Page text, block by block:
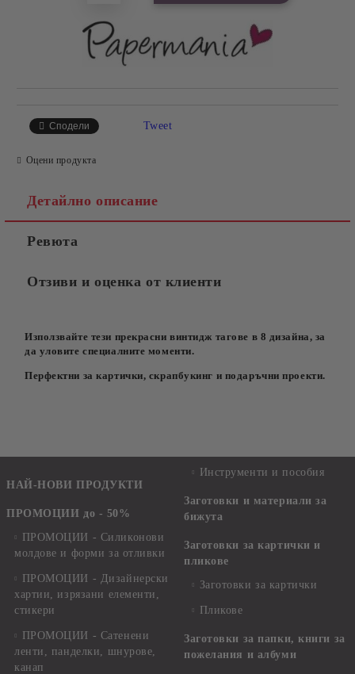
Сподели Tweet
Оцени продукта
Детайлно описание
Ревюта
Отзиви и оценка от клиенти
Използвайте тези прекрасни винтидж тагове в 8 дизайна, за
да уловите специалните моменти.
Перфектни за картички, скрапбукинг и подаръчни проекти.
НАЙ-НОВИ ПРОДУКТИ
ПРОМОЦИИ до - 50%
ПРОМОЦИИ - Силиконови
молдове и форми за отливки
ПРОМОЦИИ - Дизайнерски
хартии, изрязани елементи,
стикери
ПРОМОЦИИ - Сатенени
ленти, панделки, шнурове,
канап
Инструменти и пособия
Заготовки и материали за
бижута
Заготовки за картички и
пликове
Заготовки за картички
Пликове
Заготовки за папки, книги за
пожелания и албуми